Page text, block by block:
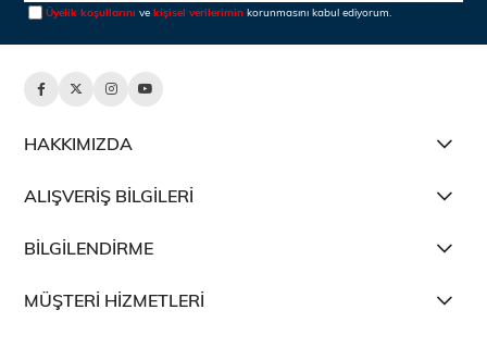
Üyelik koşullarını vekişisel verilerimin korunmasını kabul ediyorum.
HAKKIMIZDA
ALIŞVERİŞ BİLGİLERİ
BİLGİLENDİRME
MÜŞTERİ HİZMETLERİ